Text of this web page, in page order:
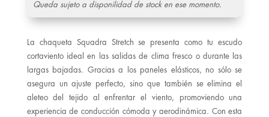
Queda sujeto a disponilidad de stock en ese momento.
La chaqueta Squadra Stretch se presenta como tu escudo
cortaviento ideal en las salidas de clima fresco o durante las
largas bajadas. Gracias a los paneles elásticos, no sólo se
asegura un ajuste perfecto, sino que también se elimina el
aleteo del tejido al enfrentar el viento, promoviendo una
experiencia de conducción cómoda y aerodinámica. Con esta